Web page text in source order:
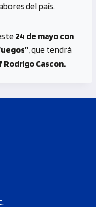
del país.
24 de mayo con
, que tendrá
Rodrigo Cascon.